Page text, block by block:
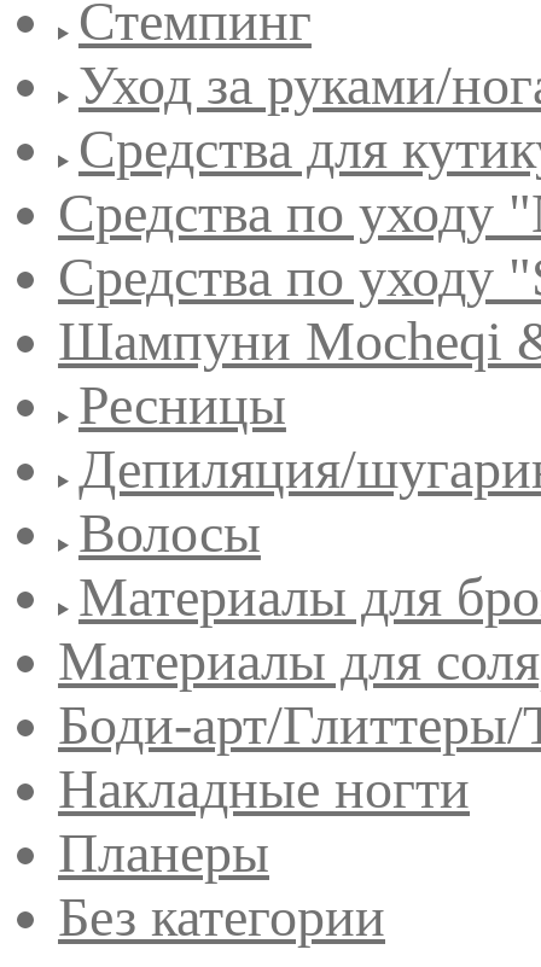
Стемпинг
Уход за руками/
Средства для
Средства по уходу
Средства по уходу
Шампуни Mocheqi
Ресницы
Депиляция/
Волосы
Материалы для
Материалы для
Боди-арт/
Накладные ногти
Планеры
Без категории